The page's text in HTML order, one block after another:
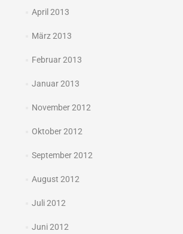
April 2013
März 2013
Februar 2013
Januar 2013
November 2012
Oktober 2012
September 2012
August 2012
Juli 2012
Juni 2012